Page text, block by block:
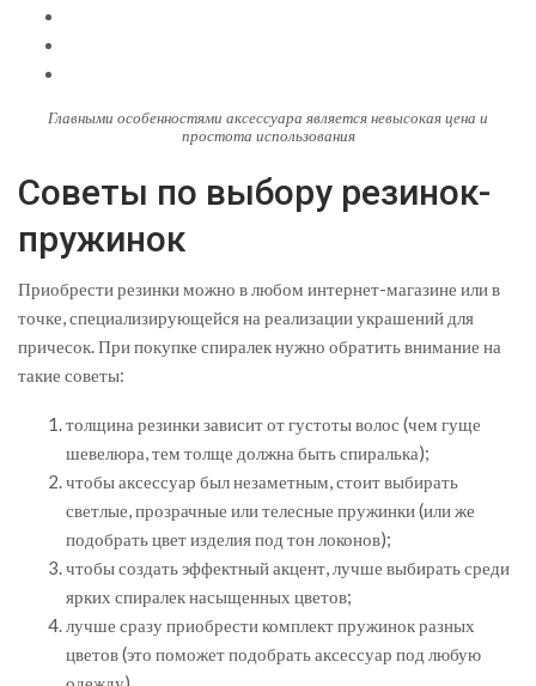
Главными особенностями аксессуара является невысокая цена и
простота использования
Советы по выбору резинок-
пружинок
Приобрести резинки можно в любом интернет-магазине или в
точке, специализирующейся на реализации украшений для
причесок. При покупке спиралек нужно обратить внимание на
такие советы:
толщина резинки зависит от густоты волос (чем гуще
шевелюра, тем толще должна быть спиралька);
чтобы аксессуар был незаметным, стоит выбирать
светлые, прозрачные или телесные пружинки (или же
подобрать цвет изделия под тон локонов);
чтобы создать эффектный акцент, лучше выбирать среди
ярких спиралек насыщенных цветов;
лучше сразу приобрести комплект пружинок разных
цветов (это поможет подобрать аксессуар под любую